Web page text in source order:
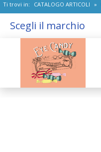
Ti trovi in: CATALOGO ARTICOLI »
Scegli il marchio